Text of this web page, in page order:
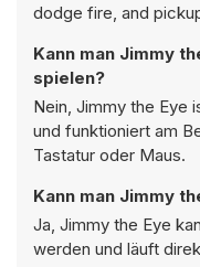
dodge fire, and
Kann man Jimmy
spielen?
Nein, Jimmy the Eye
und funktioniert am
Tastatur oder Maus.
Kann man Jimmy
Ja, Jimmy the Eye
werden und läuft